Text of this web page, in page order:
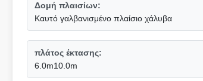
Δομή πλαισίων:
Καυτό γαλβανισμένο πλαίσιο χάλυβα
πλάτος έκτασης:
6.0m10.0m